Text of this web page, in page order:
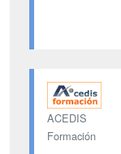
ACEDIS
Formación